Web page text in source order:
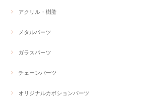
アクリル・樹脂
メタルパーツ
ガラスパーツ
チェーンパーツ
オリジナルカボションパーツ